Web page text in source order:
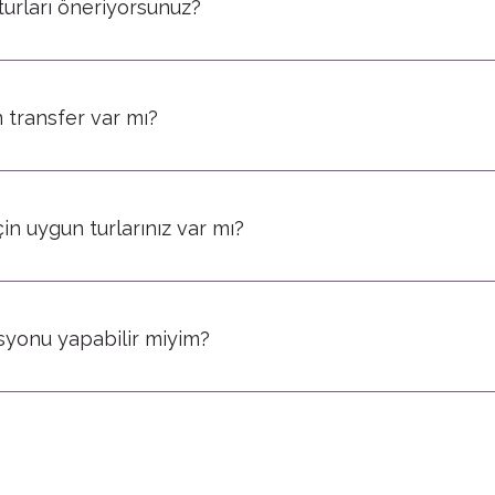
öneriyorsunuz?
sürenize, bütçenize ve beklentilerinize göre değişir. WhatsApp
var mı?
Phuket'teki otellerden ücretsiz alınış ve tur sonunda otele
uygun turlarınız var mı?
uygun ada turları, fil koruma merkezleri ve özel tekne seçenekleri
yapabilir miyim?
catamaran,yacht,özel araç, özel rehber ve kişiye özel programlar